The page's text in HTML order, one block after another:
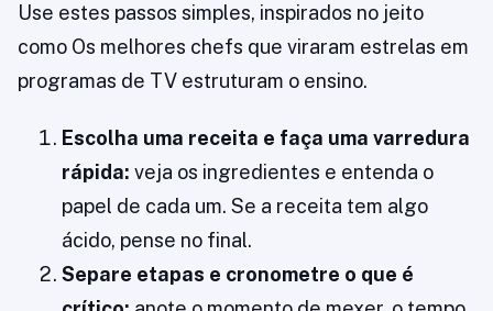
Use estes passos simples, inspirados no jeito
como Os melhores chefs que viraram estrelas em
programas de TV estruturam o ensino.
Escolha uma receita e faça uma varredura
rápida: veja os ingredientes e entenda o
papel de cada um. Se a receita tem algo
ácido, pense no final.
Separe etapas e cronometre o que é